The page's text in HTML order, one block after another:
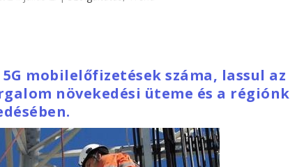
mobilelőfizetések száma, lassul az
növekedési üteme és a régiónk